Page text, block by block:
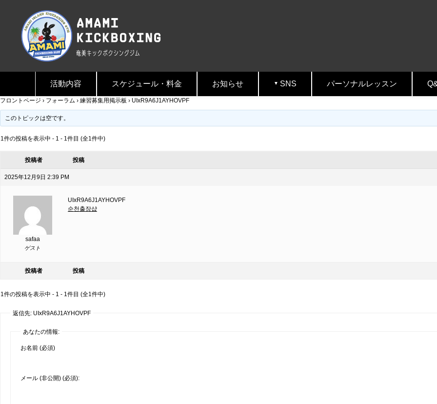
活動内容 スケジュール・料金 お知らせ SNS パーソナルレッスン
フロントページ › フォーラム › 練習募集用掲示板 › UIxR9A6J1AYHOVPF
このトピックは空です。
1件の投稿を表示中 - 1 - 1件目 (全1件中)
投稿者 投稿
2025年12月9日 2:39 PM
safaa
ゲスト
UIxR9A6J1AYHOVPF
순천출장샵
投稿者 投稿
1件の投稿を表示中 - 1 - 1件目 (全1件中)
返信先: UIxR9A6J1AYHOVPF
あなたの情報:
お名前 (必須)
メール (非公開) (必須):